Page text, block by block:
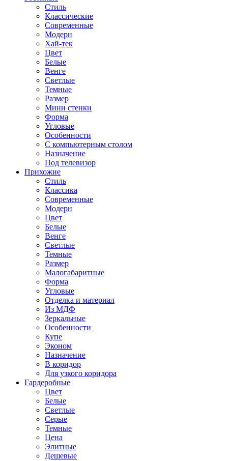
Стиль
Классические
Современные
Модерн
Хай-тек
Цвет
Белые
Венге
Светлые
Темные
Размер
Мини стенки
Форма
Угловые
Особенности
С компьютерным столом
Назначение
Под телевизор
Прихожие
Стиль
Классика
Современные
Модерн
Цвет
Белые
Венге
Светлые
Темные
Размер
Малогабаритные
Форма
Угловые
Отделка и материал
Из МДФ
Зеркальные
Особенности
Купе
Эконом
Назначение
В коридор
Для узкого коридора
Гардеробные
Цвет
Белые
Светлые
Серые
Темные
Цена
Элитные
Дешевые